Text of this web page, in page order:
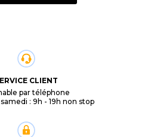
CLIENT
par téléphone
: 9h - 19h non stop